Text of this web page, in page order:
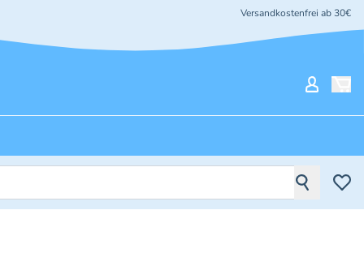
Versandkostenfrei ab 30€